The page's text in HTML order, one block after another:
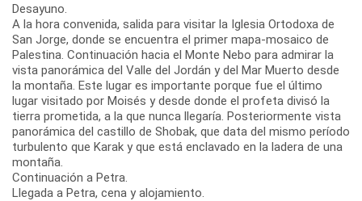
Desayuno.
A la hora convenida, salida para visitar la Iglesia Ortodoxa de
San Jorge, donde se encuentra el primer mapa-mosaico de
Palestina. Continuación hacia el Monte Nebo para admirar la
vista panorámica del Valle del Jordán y del Mar Muerto desde
la montaña. Este lugar es importante porque fue el último
lugar visitado por Moisés y desde donde el profeta divisó la
tierra prometida, a la que nunca llegaría. Posteriormente vista
panorámica del castillo de Shobak, que data del mismo período
turbulento que Karak y que está enclavado en la ladera de una
montaña.
Continuación a Petra.
Llegada a Petra, cena y alojamiento.